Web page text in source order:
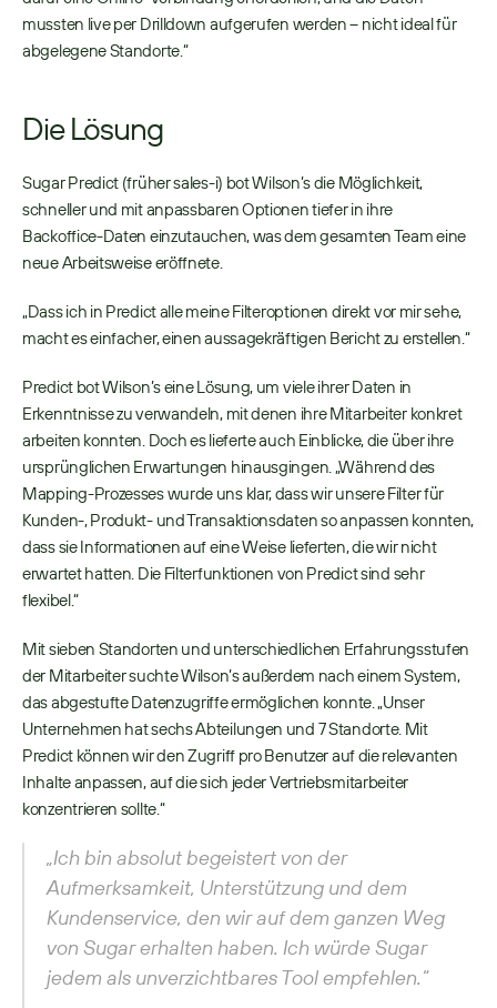
mussten live per Drilldown aufgerufen werden – nicht ideal für
abgelegene Standorte.“
Die Lösung
Sugar Predict (früher sales-i) bot Wilson’s die Möglichkeit,
schneller und mit anpassbaren Optionen tiefer in ihre
Backoffice-Daten einzutauchen, was dem gesamten Team eine
neue Arbeitsweise eröffnete.
„Dass ich in Predict alle meine Filteroptionen direkt vor mir sehe,
macht es einfacher, einen aussagekräftigen Bericht zu erstellen.“
Predict bot Wilson’s eine Lösung, um viele ihrer Daten in
Erkenntnisse zu verwandeln, mit denen ihre Mitarbeiter konkret
arbeiten konnten. Doch es lieferte auch Einblicke, die über ihre
ursprünglichen Erwartungen hinausgingen. „Während des
Mapping-Prozesses wurde uns klar, dass wir unsere Filter für
Kunden-, Produkt- und Transaktionsdaten so anpassen konnten,
dass sie Informationen auf eine Weise lieferten, die wir nicht
erwartet hatten. Die Filterfunktionen von Predict sind sehr
flexibel.“
Mit sieben Standorten und unterschiedlichen Erfahrungsstufen
der Mitarbeiter suchte Wilson’s außerdem nach einem System,
das abgestufte Datenzugriffe ermöglichen konnte. „Unser
Unternehmen hat sechs Abteilungen und 7 Standorte. Mit
Predict können wir den Zugriff pro Benutzer auf die relevanten
Inhalte anpassen, auf die sich jeder Vertriebsmitarbeiter
konzentrieren sollte.“
„Ich bin absolut begeistert von der
Aufmerksamkeit, Unterstützung und dem
Kundenservice, den wir auf dem ganzen Weg
von Sugar erhalten haben. Ich würde Sugar
jedem als unverzichtbares Tool empfehlen.“